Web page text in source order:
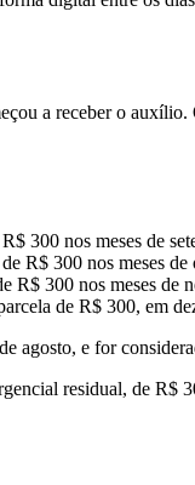
a receber o
300 nos meses de
R$ 300 nos meses
R$ 300 nos meses de
de R$ 300, em
e for
residual, de R$